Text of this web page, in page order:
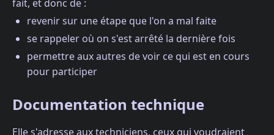
fait, et donc de :
revenir sur une étape que l'on a mal faite
se rappeler où on s'est arrêté la dernière fois
permettre aux autres de voir ce qui est en cours
pour participer
Documentation technique
Elle s'adresse aux techniciens, ceux qui voudraient